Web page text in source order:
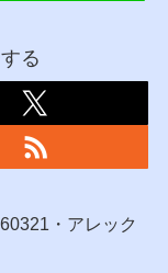
る
・アレック